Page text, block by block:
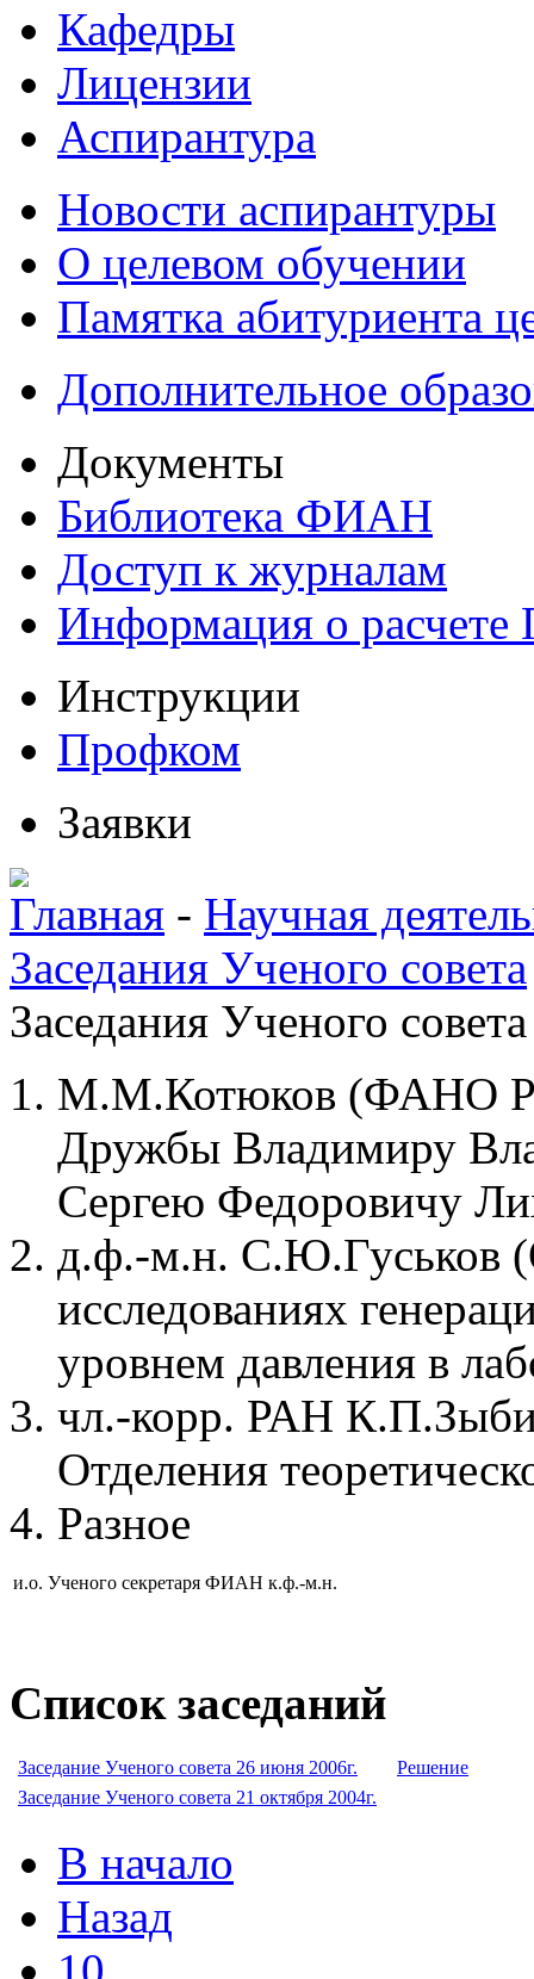
Кафедры
Лицензии
Аспирантура
Новости аспирантуры
О целевом обучении
Памятка абитуриента
Дополнительное
Документы
Библиотека ФИАН
Доступ к журналам
Информация о
Инструкции
Профком
Заявки
Главная - Научная
Заседания Ученого совета
Заседания Ученого
М.М.Котюков (ФАНО
Дружбы Владимиру
Сергею Федоровичу
д.ф.-м.н. С.Ю.Гуськов
исследованиях
уровнем давления в
чл.-корр. РАН
Отделения
Разное
и.о. Ученого секретаря ФИАН к.ф.-м.н.
Список заседаний
Заседание Ученого совета 26 июня 2006г.
Решение
Заседание Ученого совета 21 октября 2004г.
В начало
Назад